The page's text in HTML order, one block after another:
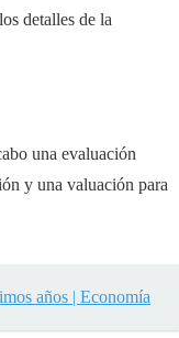
detalles de la
una evaluación
y una valuación para
años | Economía